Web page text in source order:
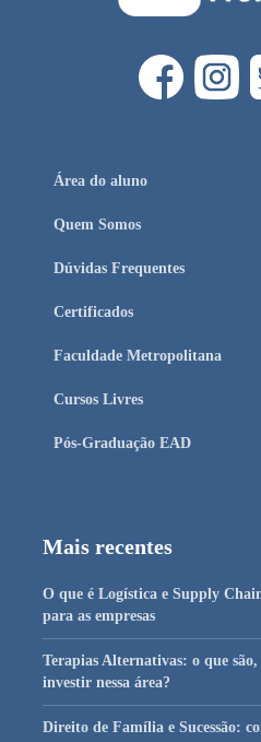
Área do aluno
Quem Somos
Dúvidas Frequentes
Certificados
Faculdade Metropolitana
Cursos Livres
Pós-Graduação EAD
Mais recentes
O que é Logística e Supply
para as empresas
Terapias Alternativas: o que
investir nessa área?
Direito de Família e Sucessão: